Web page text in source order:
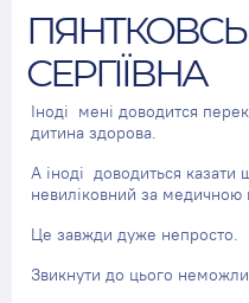
СЕРГІЇВНА
Іноді мені доводится
дитина здорова.
А іноді доводиться
невиліковний за медичною
Це завжди дуже непросто.
Звикнути до цього